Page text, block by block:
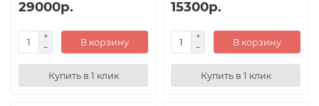
29000р.
В корзину
Купить в 1 клик
15300р.
В корзину
Купить в 1 клик